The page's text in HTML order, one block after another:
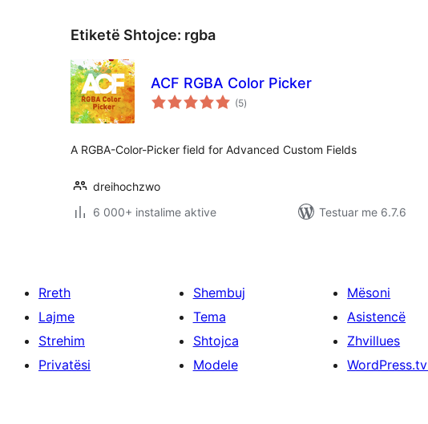
Etiketë Shtojce: rgba
ACF RGBA Color Picker
(5vlerësime
gjithsej
)
A RGBA-Color-Picker field for Advanced Custom Fields
dreihochzwo
6 000+ instalime aktive
Testuar me 6.7.6
Rreth
Lajme
Strehim
Privatësi
Shembuj
Tema
Shtojca
Modele
Mësoni
Asistencë
Zhvillues
WordPress.tv